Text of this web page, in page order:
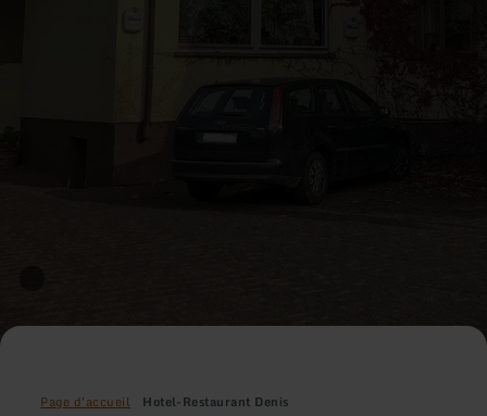
Page d'accueil Hotel-Restaurant Denis